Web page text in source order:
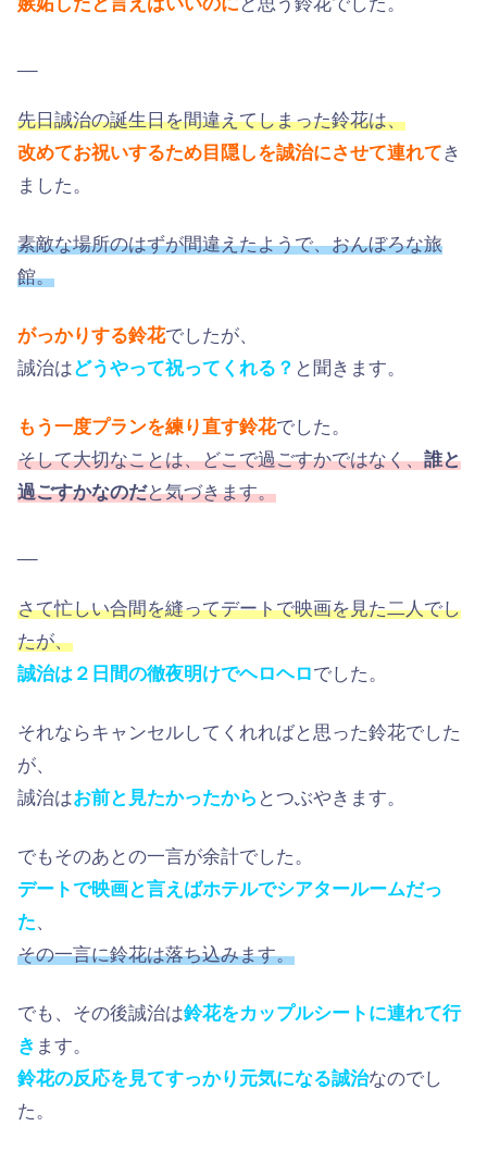
先日誠治の誕生日を間違えてしまった鈴花は、
改めてお祝いするため目隠しを誠治にさせて連れてき
ました。
素敵な場所のはずが間違えたようで、おんぼろな旅
館。
がっかりする鈴花でしたが、
誠治はどうやって祝ってくれる？ と聞きます。
もう一度プランを練り直す鈴花でした。
そして大切なことは、どこで過ごすかではなく、誰と
過ごすかなのだと気づきます。
さて忙しい合間を縫ってデートで映画を見た二人でし
たが、
誠治は２日間の徹夜明けでヘロヘロでした。
それならキャンセルしてくれればと思った鈴花でした
が、
誠治はお前と見たかったから とつぶやきます。
でもそのあとの一言が余計でした。
デートで映画と言えばホテルでシアタールームだっ
た、
その一言に鈴花は落ち込みます。
でも、その後誠治は鈴花をカップルシートに連れて行
き ます。
鈴花の反応を見てすっかり元気になる誠治なのでし
た。